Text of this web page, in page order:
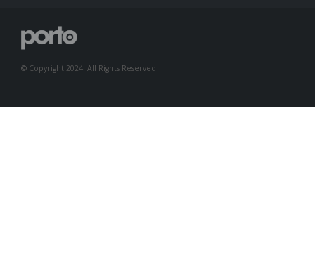
© Copyright 2024. All Rights Reserved.